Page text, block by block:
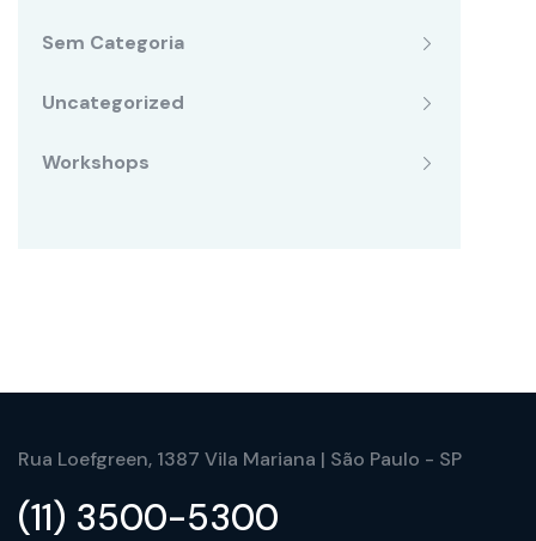
Sem Categoria
Uncategorized
Workshops
Rua Loefgreen, 1387 Vila Mariana | São Paulo - SP
(11) 3500-5300